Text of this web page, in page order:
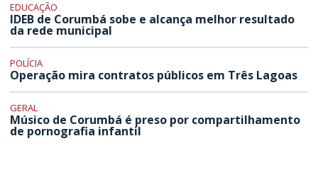
EDUCAÇÃO
IDEB de Corumbá sobe e alcança melhor resultado
da rede municipal
POLÍCIA
Operação mira contratos públicos em Três Lagoas
GERAL
Músico de Corumbá é preso por compartilhamento
de pornografia infantil